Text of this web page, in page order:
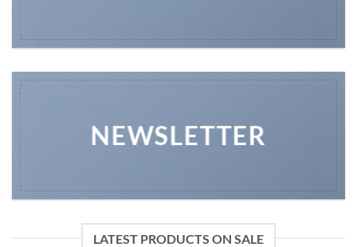
NEWSLETTER
LATEST PRODUCTS ON SALE